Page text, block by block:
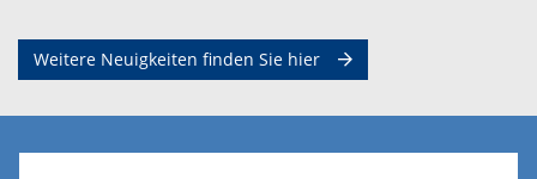
Weitere Neuigkeiten finden Sie hier